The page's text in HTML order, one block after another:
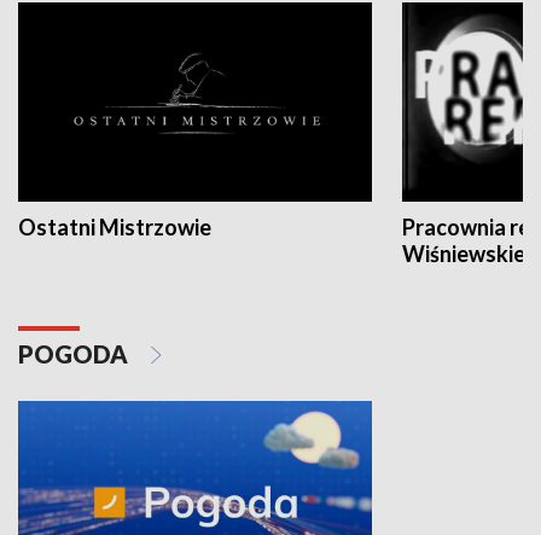
Ostatni Mistrzowie
Pracownia
POGODA